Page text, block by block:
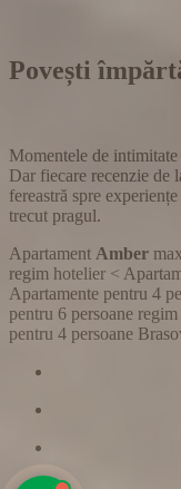
Povești
Momentele de intimitate
Dar fiecare recenzie de
fereastră spre
trecut pragul.
Apartament Amber
regim hotelier <
Apartamente pentru 4
pentru 6 persoane
pentru 4 persoane